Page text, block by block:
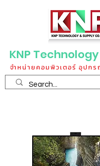
KNP
จำหน่ายคอมพิวเตอร์ อุปก